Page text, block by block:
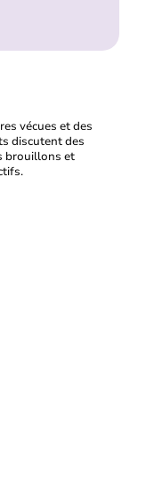
vécues et des
discutent des
brouillons et